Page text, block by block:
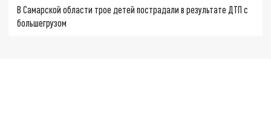
В Самарской области трое детей пострадали в результате ДТП с
большегрузом